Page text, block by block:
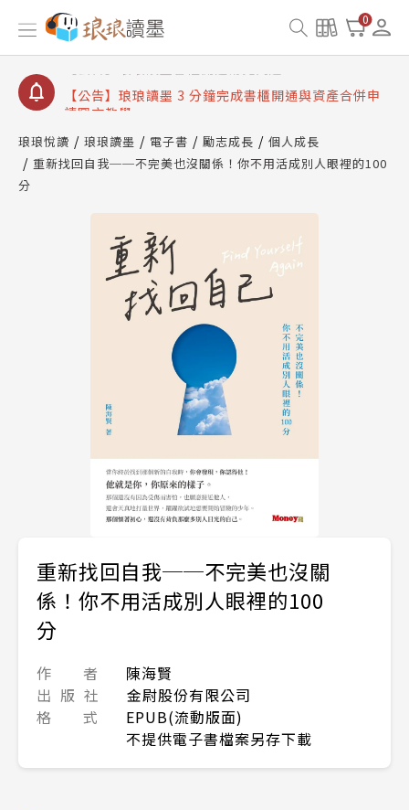
0
【公告】琅琅讀墨數位閱讀資產合併與書櫃開通申請
【公告】琅琅讀墨書櫃開通常見問題
請圖文教學
查詢
【公告】琅琅讀墨數位閱讀資產合併與書櫃開通申請
琅琅悅讀 琅琅讀墨 電子書 勵志成長
個人成長
重新找回自我──不完美也沒關係！你不用活成別人眼裡的100
分
重新找回自我──不完美也沒關
係！你不用活成別人眼裡的100
分
作 者
陳海賢
出 版 社
金尉股份有限公司
格 式
EPUB(流動版面)
不提供電子書檔案另存下載